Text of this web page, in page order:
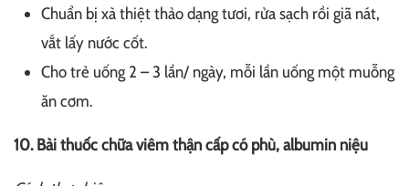
Chuẩn bị xà thiệt thảo dạng tươi, rửa sạch rồi giã nát,
vắt lấy nước cốt.
Cho trẻ uống 2 – 3 lần/ ngày, mỗi lần uống một muỗng
ăn cơm.
10. Bài thuốc chữa viêm thận cấp có phù, albumin niệu